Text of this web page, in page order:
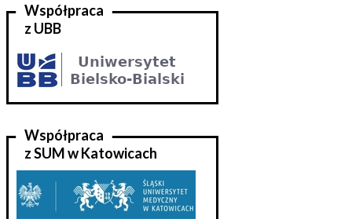
Współpraca
z UBB
Współpraca
z SUM w Katowicach